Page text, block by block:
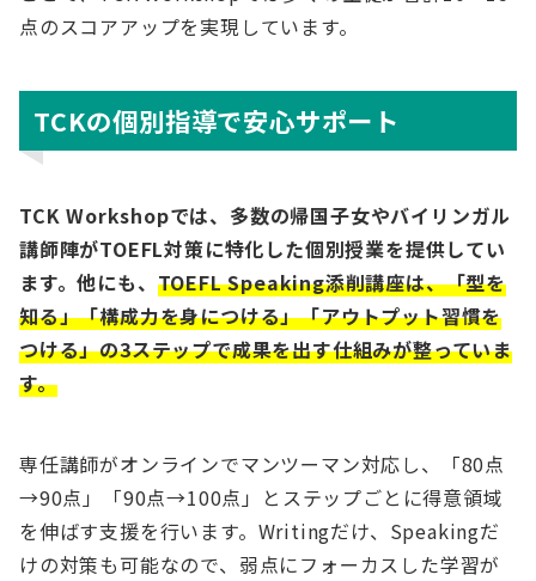
点のスコアアップを実現しています。
TCKの個別指導で安心サポート
TCK Workshopでは、多数の帰国子女やバイリンガル
講師陣がTOEFL対策に特化した個別授業を提供してい
ます。他にも、 TOEFL Speaking添削講座は、「型を
知る」「構成力を身につける」「アウトプット習慣を
つける」の3ステップで成果を出す仕組みが整っていま
す。
専任講師がオンラインでマンツーマン対応し、「80点
→90点」「90点→100点」とステップごとに得意領域
を伸ばす支援を行います。Writingだけ、Speakingだ
けの対策も可能なので、弱点にフォーカスした学習が